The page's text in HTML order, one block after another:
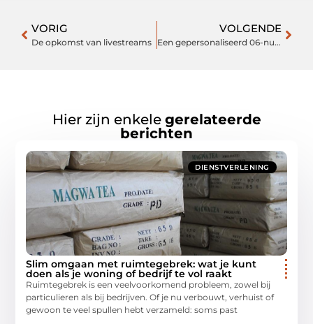
VORIG
De opkomst van livestreams
VOLGENDE
Een gepersonaliseerd 06-nummer online kopen
Hier zijn enkele gerelateerde
berichten
DIENSTVERLENING
Slim omgaan met ruimtegebrek: wat je kunt
doen als je woning of bedrijf te vol raakt
Ruimtegebrek is een veelvoorkomend probleem, zowel bij
particulieren als bij bedrijven. Of je nu verbouwt, verhuist of
gewoon te veel spullen hebt verzameld: soms past